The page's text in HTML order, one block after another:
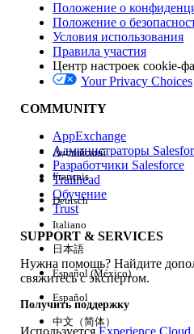
Версия
Возможности
Положение о
Положение о
Условия использования
Правила участия
Центр настроек cookie-
Your Privacy Choices
COMMUNITY
AppExchange
Администраторы
Разработчики Salesforce
Trailhead
Обучение
Trust
SUPPORT & SERVICES
Нужна помощь? Найдите
свяжитесь с экспертом.
Получить поддержку
ИспользуетсяExperience Cloud
Английский
Français
Deutsch
Italiano
日本語
Español (México)
Español
中文（简体）